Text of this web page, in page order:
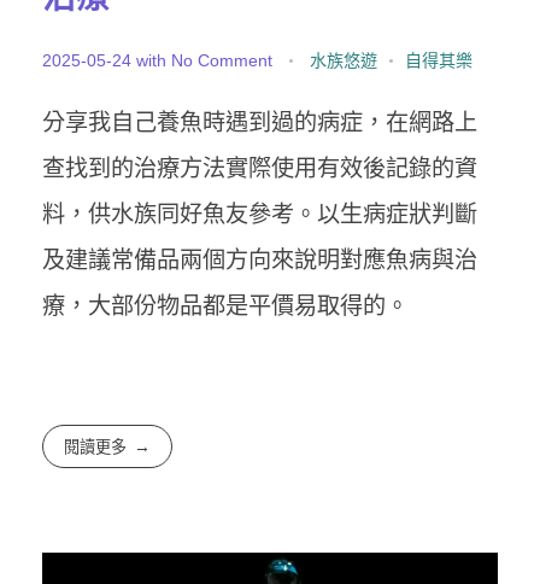
2025-05-24 with No Comment 水族悠遊 自得其樂
分享我自己養魚時遇到過的病症，在網路上
查找到的治療方法實際使用有效後記錄的資
料，供水族同好魚友參考。以生病症狀判斷
及建議常備品兩個方向來說明對應魚病與治
療，大部份物品都是平價易取得的。
閱讀更多